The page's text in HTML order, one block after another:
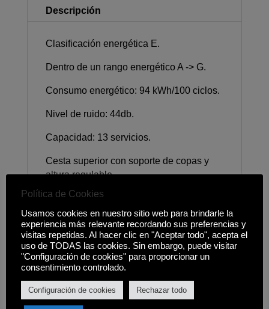
Descripción
Clasificación energética E.
Dentro de un rango energético A -> G.
Consumo energético: 94 kWh/100 ciclos.
Nivel de ruido: 44db.
Capacidad: 13 servicios.
Cesta superior con soporte de copas y
altura regulable.
Cesta inferior con varillas abatibles.
Cesto para cubertería.
Sistema de doble inyección de agua:
intermedio y suelo.
6 programas: Auto, Intensivo, Delicado,
Eco, Rápido 60´, Prelavado.
Política de Cookies
Usamos cookies en nuestro sitio web para brindarle la
experiencia más relevante recordando sus preferencias y
visitas repetidas. Al hacer clic en "Aceptar todo", acepta el
uso de TODAS las cookies. Sin embargo, puede visitar
"Configuración de cookies" para proporcionar un
consentimiento controlado.
Configuración de cookies Rechazar todo